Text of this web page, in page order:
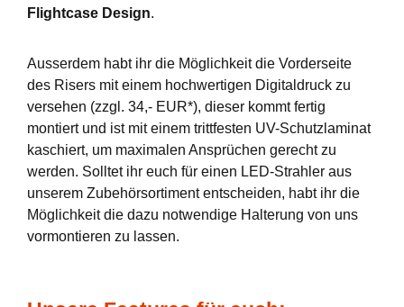
Flightcase Design.
Ausserdem habt ihr die Möglichkeit die Vorderseite
des Risers mit einem hochwertigen Digitaldruck zu
versehen (zzgl. 34,- EUR*), dieser kommt fertig
montiert und ist mit einem trittfesten UV-Schutzlaminat
kaschiert, um maximalen Ansprüchen gerecht zu
werden. Solltet ihr euch für einen LED-Strahler aus
unserem Zubehörsortiment entscheiden, habt ihr die
Möglichkeit die dazu notwendige Halterung von uns
vormontieren zu lassen.